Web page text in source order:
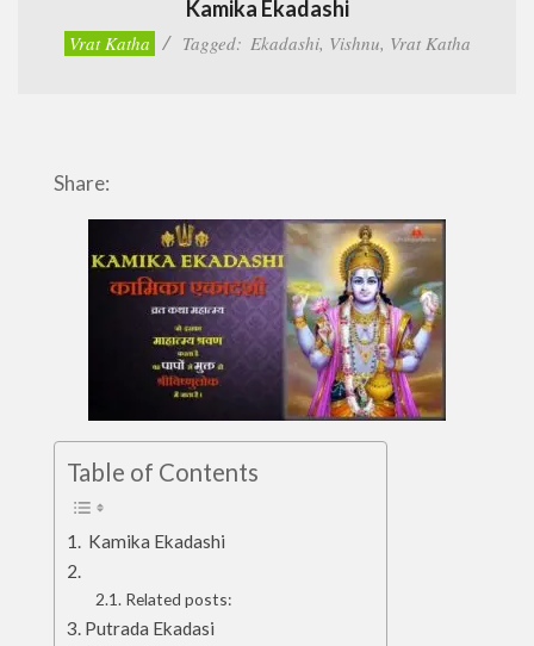
Kamika Ekadashi
Vrat Katha Tagged: Ekadashi, Vishnu, Vrat Katha
Share:
Table of Contents
Kamika Ekadashi
Related posts:
Putrada Ekadasi